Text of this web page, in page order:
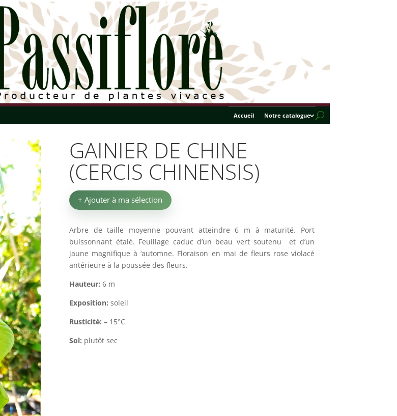
Accueil Notre catalogue
GAINIER DE CHINE
(CERCIS CHINENSIS)
+ Ajouter à ma sélection
Arbre de taille moyenne pouvant atteindre 6 m à maturité. Port
buissonnant étalé. Feuillage caduc d’un beau vert soutenu et d’un
jaune magnifique à ‘automne. Floraison en mai de fleurs rose violacé
antérieure à la poussée des fleurs.
Hauteur:6 m
Exposition:soleil
Rusticité:– 15°C
Sol: plutôt sec